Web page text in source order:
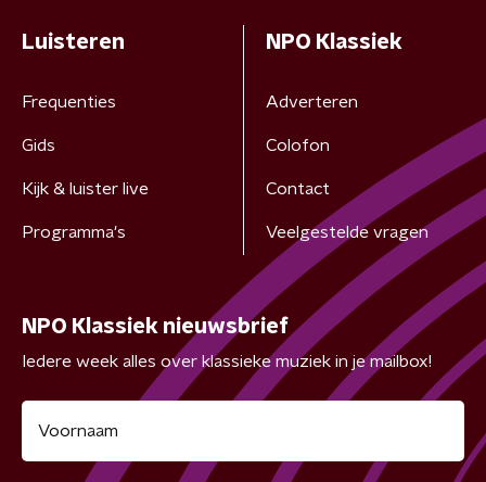
Luisteren
Frequenties
Gids
Kijk & luister live
Programma's
NPO Klassiek
Adverteren
Colofon
Contact
Veelgestelde vragen
NPO Klassiek nieuwsbrief
Iedere week alles over klassieke muziek in je mailbox!